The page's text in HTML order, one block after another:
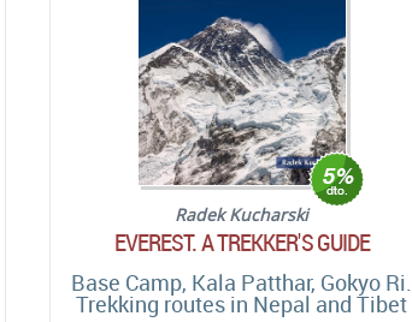
Radek Kucharski
EVEREST. A TREKKER'S GUIDE
Base Camp, Kala Patthar, Gokyo Ri.
Trekking routes in Nepal and Tibet